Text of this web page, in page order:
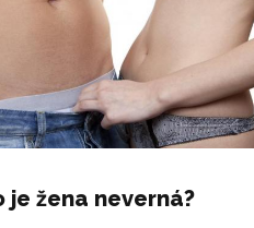
je žena neverná?